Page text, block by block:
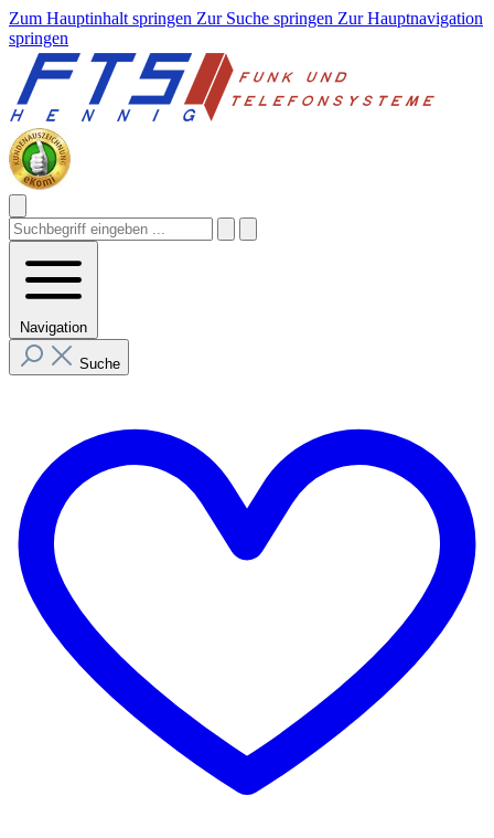
Zum Hauptinhalt springen Zur Suche springen Zur Hauptnavigation
springen
Navigation
Suche